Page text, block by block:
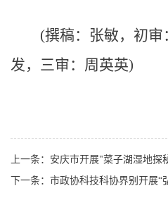
(撰稿：张敏，初
发，三审：周英英)
上一条：安庆市开展"菜子湖湿地探
下一条：市政协科技科协界别开展